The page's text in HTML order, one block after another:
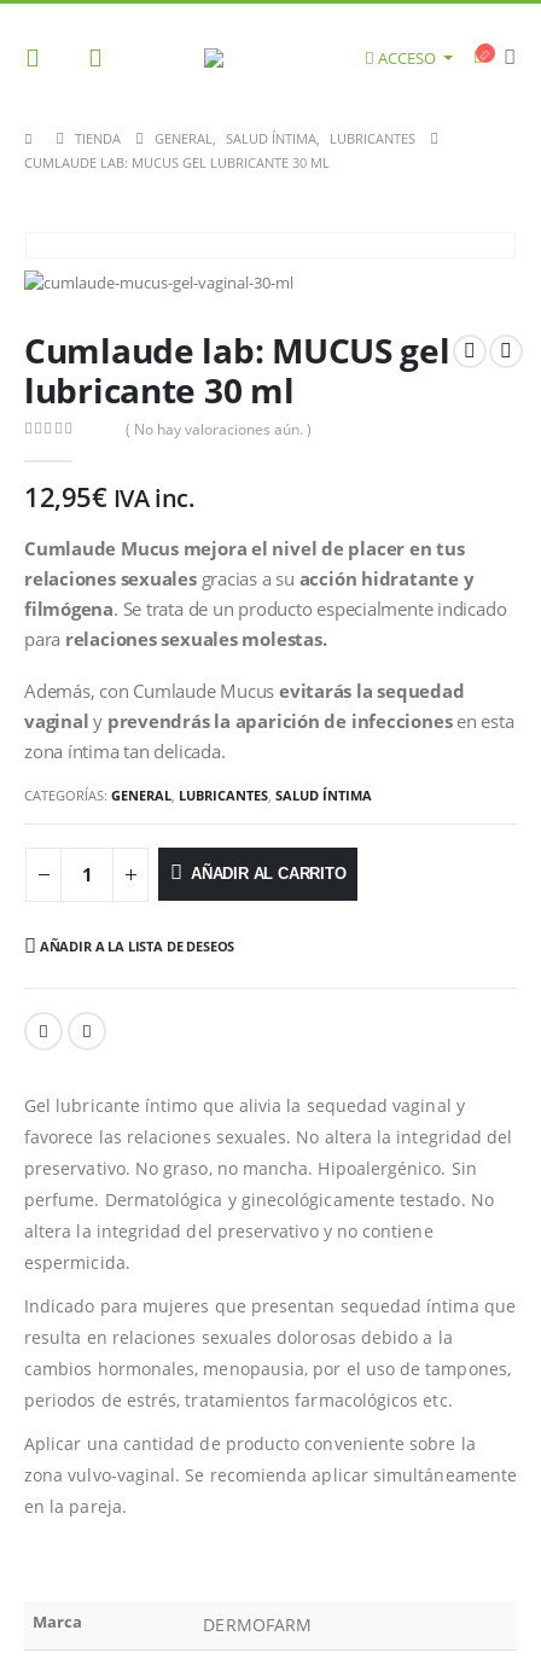
ACCESO
TIENDA GENERAL, SALUD ÍNTIMA,
LUBRICANTES
CUMLAUDE LAB: MUCUS GEL LUBRICANTE 30 ML
Cumlaude lab: MUCUS gel
lubricante 30 ml
( No hay valoraciones aún. )
12,95€ IVA inc.
Cumlaude Mucus mejorael nivel de placer en tus
relaciones sexualesgracias a su acción hidratante y
filmógena. Se trata de un producto especialmente indicado
para relaciones sexuales molestas.
Además, con Cumlaude Mucus evitarás la sequedad
vaginaly prevendrás la aparición de infecciones en esta
zona íntima tan delicada.
CATEGORÍAS: GENERAL LUBRICANTES SALUD ÍNTIMA
AÑADIR AL CARRITO
AÑADIR A LA LISTA DE DESEOS
Gel lubricante íntimo que alivia la sequedad vaginal y
favorece las relaciones sexuales. No altera la integridad del
preservativo. No graso, no mancha. Hipoalergénico. Sin
perfume. Dermatológica y ginecológicamente testado. No
altera la integridad del preservativo y no contiene
espermicida.
Indicado para mujeres que presentan sequedad íntima que
resulta en relaciones sexuales dolorosas debido a la
cambios hormonales, menopausia, por el uso de tampones,
periodos de estrés, tratamientos farmacológicos etc.
Aplicar una cantidad de producto conveniente sobre la
zona vulvo-vaginal. Se recomienda aplicar simultáneamente
en la pareja.
Marca DERMOFARM